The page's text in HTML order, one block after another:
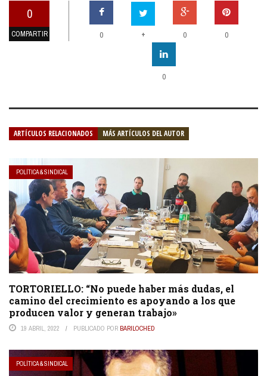
0
COMPARTIR 0 + 0 0
0
ARTÍCULOS RELACIONADOS MÁS ARTÍCULOS DEL AUTOR
POLÍTICA & SINDICAL
TORTORIELLO: “No puede haber más dudas, el
camino del crecimiento es apoyando a los que
producen valor y generan trabajo»
19 ABRIL, 2022 PUBLICADO POR BARILOCHED
POLÍTICA & SINDICAL